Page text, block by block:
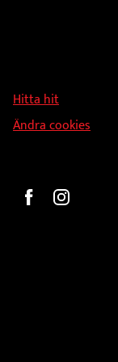
Hitta hit
Ändra cookies